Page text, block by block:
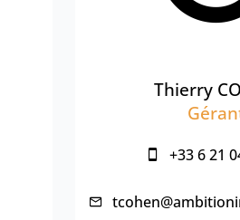
Thierry
+33 6 21